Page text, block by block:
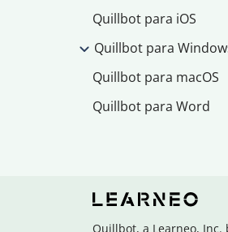
Quillbot para iOS
Quillbot para
Quillbot para macOS
Quillbot para Word
Quillbot, a Learneo, Inc.